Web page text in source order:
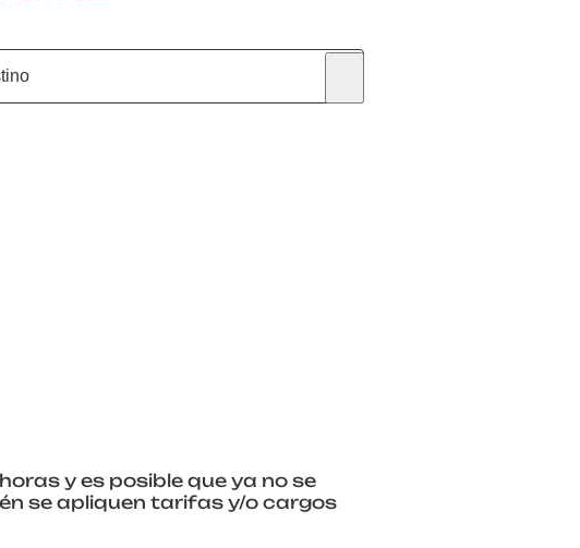
y es posible que ya no se
se apliquen tarifas y/o cargos